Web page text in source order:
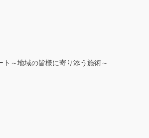
～地域の皆様に寄り添う施術～